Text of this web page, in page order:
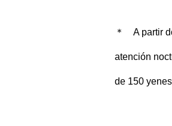
＊ A partir
atención
de 150